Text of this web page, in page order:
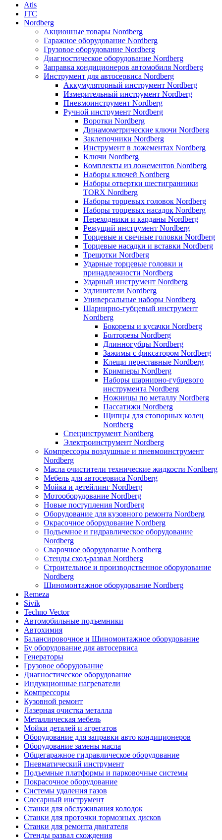
Atis
JTC
Nordberg
Акционные товары Nordberg
Гаражное оборудование Nordberg
Грузовое оборудование Nordberg
Диагностическое оборудование Nordberg
Заправка кондиционеров автомобиля Nordberg
Инструмент для автосервиса Nordberg
Аккумуляторный инструмент Nordberg
Измерительный инструмент Nordberg
Пневмоинструмент Nordberg
Ручной инструмент Nordberg
Воротки Nordberg
Динамометрические ключи Nordberg
Заклепочники Nordberg
Инструмент в ложементах Nordberg
Ключи Nordberg
Комплекты из ложементов Nordberg
Наборы ключей Nordberg
Наборы отвертки шестигранники
TORX Nordberg
Наборы торцевых головок Nordberg
Наборы торцевых насадок Nordberg
Переходники и карданы Nordberg
Режущий инструмент Nordberg
Торцевые и свечные головки Nordberg
Торцевые насадки и вставки Nordberg
Трещотки Nordberg
Ударные торцевые головки и
принадлежности Nordberg
Ударный инструмент Nordberg
Удлинители Nordberg
Универсальные наборы Nordberg
Шарнирно-губцевый инструмент
Nordberg
Бокорезы и кусачки Nordberg
Болторезы Nordberg
Длинногубцы Nordberg
Зажимы с фиксатором Nordberg
Клещи переставные Nordberg
Кримперы Nordberg
Наборы шарнирно-губцевого
инструмента Nordberg
Ножницы по металлу Nordberg
Пассатижи Nordberg
Щипцы для стопорных колец
Nordberg
Специнструмент Nordberg
Электроинструмент Nordberg
Компрессоры воздушные и пневмоинструмент
Nordberg
Масла очистители технические жидкости Nordberg
Мебель для автосервиса Nordberg
Мойка и детейлинг Nordberg
Мотооборудование Nordberg
Новые поступления Nordberg
Оборудование для кузовного ремонта Nordberg
Окрасочное оборудование Nordberg
Подъемное и гидравлическое оборудование
Nordberg
Сварочное оборудование Nordberg
Стенды сход-развал Nordberg
Строительное и производственное оборудование
Nordberg
Шиномонтажное оборудование Nordberg
Remeza
Sivik
Techno Vector
Автомобильные подъемники
Автохимия
Балансировочное и Шиномонтажное оборудование
Бу оборудование для автосервиса
Генераторы
Грузовое оборудование
Диагностическое оборудование
Индукционные нагреватели
Компрессоры
Кузовной ремонт
Лазерная очистка металла
Металлическая мебель
Мойки деталей и агрегатов
Оборудование для заправки авто кондиционеров
Оборудование замены масла
Общегаражное гидравлическое оборудование
Пневматический инструмент
Подъемные платформы и парковочные системы
Покрасочное оборудование
Системы удаления газов
Слесарный инструмент
Станки для обслуживания колодок
Станки для проточки тормозных дисков
Станки для ремонта двигателя
Стенды развал схождения